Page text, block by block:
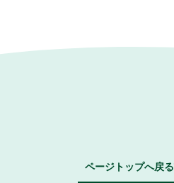
ページトップへ戻る